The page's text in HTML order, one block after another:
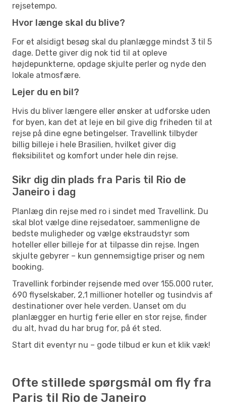
rejsetempo.
Hvor længe skal du blive?
For et alsidigt besøg skal du planlægge mindst 3 til 5
dage. Dette giver dig nok tid til at opleve
højdepunkterne, opdage skjulte perler og nyde den
lokale atmosfære.
Lejer du en bil?
Hvis du bliver længere eller ønsker at udforske uden
for byen, kan det at leje en bil give dig friheden til at
rejse på dine egne betingelser. Travellink tilbyder
billig billeje i hele Brasilien, hvilket giver dig
fleksibilitet og komfort under hele din rejse.
Sikr dig din plads fra Paris til Rio de
Janeiro i dag
Planlæg din rejse med ro i sindet med Travellink. Du
skal blot vælge dine rejsedatoer, sammenligne de
bedste muligheder og vælge ekstraudstyr som
hoteller eller billeje for at tilpasse din rejse. Ingen
skjulte gebyrer – kun gennemsigtige priser og nem
booking.
Travellink forbinder rejsende med over 155.000 ruter,
690 flyselskaber, 2,1 millioner hoteller og tusindvis af
destinationer over hele verden. Uanset om du
planlægger en hurtig ferie eller en stor rejse, finder
du alt, hvad du har brug for, på ét sted.
Start dit eventyr nu – gode tilbud er kun et klik væk!
Ofte stillede spørgsmål om fly fra
Paris til Rio de Janeiro